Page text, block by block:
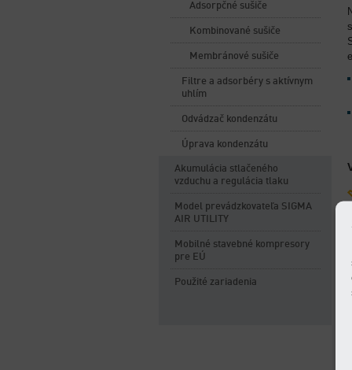
Adsorpčné sušiče
Kombinované sušiče
Membránové sušiče
Filtre a adsorbéry s aktívnym
uhlím
Odvádzač kondenzátu
Úprava kondenzátu
Akumulácia stlačeného
vzduchu a regulácia tlaku
Model prevádzkovateľa SIGMA
AIR UTILITY
Mobilné stavebné kompresory
pre EÚ
Použité zariadenia